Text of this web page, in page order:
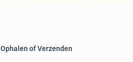
Ophalen of Verzenden